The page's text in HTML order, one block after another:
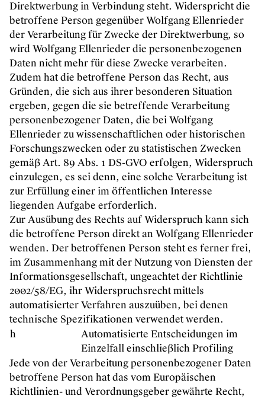
Direktwerbung in Verbindung steht. Widerspricht die
betroffene Person gegenüber Wolfgang Ellenrieder
der Verarbeitung für Zwecke der Direktwerbung, so
wird Wolfgang Ellenrieder die personenbezogenen
Daten nicht mehr für diese Zwecke verarbeiten.
Zudem hat die betroffene Person das Recht, aus
Gründen, die sich aus ihrer besonderen Situation
ergeben, gegen die sie betreffende Verarbeitung
personenbezogener Daten, die bei Wolfgang
Ellenrieder zu wissenschaftlichen oder historischen
Forschungszwecken oder zu statistischen Zwecken
gemäß Art. 89 Abs. 1 DS-GVO erfolgen, Widerspruch
einzulegen, es sei denn, eine solche Verarbeitung ist
zur Erfüllung einer im öffentlichen Interesse
liegenden Aufgabe erforderlich.
Zur Ausübung des Rechts auf Widerspruch kann sich
die betroffene Person direkt an Wolfgang Ellenrieder
wenden. Der betroffenen Person steht es ferner frei,
im Zusammenhang mit der Nutzung von Diensten der
Informationsgesellschaft, ungeachtet der Richtlinie
2002/58/EG, ihr Widerspruchsrecht mittels
automatisierter Verfahren auszuüben, bei denen
technische Spezifikationen verwendet werden.
h
Automatisierte Entscheidungen im
Einzelfall einschließlich Profiling
Jede von der Verarbeitung personenbezogener Daten
betroffene Person hat das vom Europäischen
Richtlinien- und Verordnungsgeber gewährte Recht,